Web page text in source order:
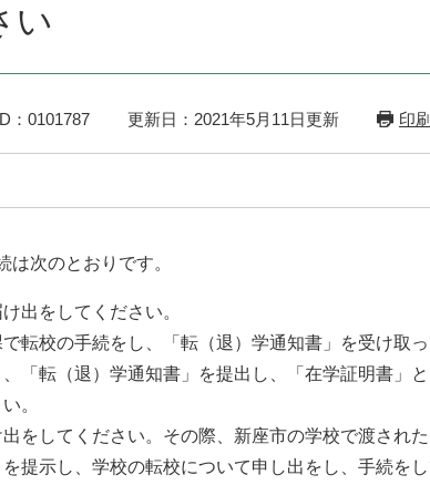
い
：0101787 更新日：2021年5月11日更新 印
次のとおりです。
出をしてください。
転校の手続をし、「転（退）学通知書」を受け取っ
「転（退）学通知書」を提出し、「在学証明書」
。
をしてください。その際、新座市の学校で渡され
提示し、学校の転校について申し出をし、手続をし